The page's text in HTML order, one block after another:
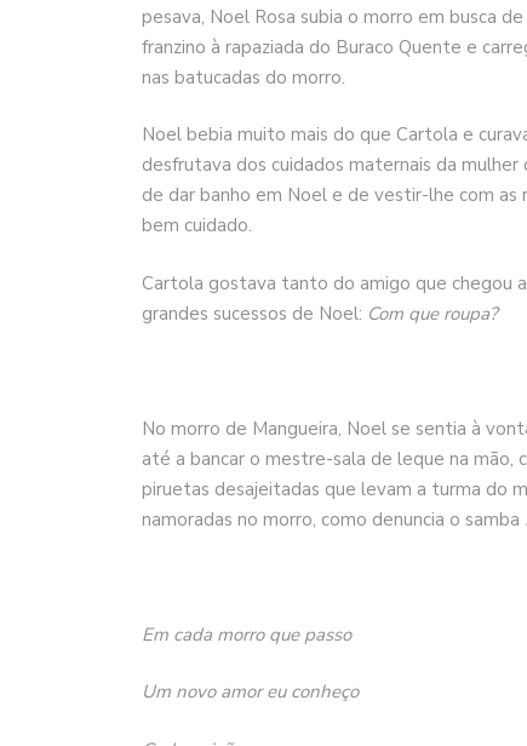
pesava, Noel Rosa subia o morro em busca
franzino à rapaziada do Buraco Quente e
nas batucadas do morro.
Noel bebia muito mais do que Cartola e
desfrutava dos cuidados maternais da
de dar banho em Noel e de vestir-lhe com
bem cuidado.
Cartola gostava tanto do amigo que chegou
grandes sucessos de Noel: Com que roupa?
No morro de Mangueira, Noel se sentia à
até a bancar o mestre-sala de leque na mão,
piruetas desajeitadas que levam a turma do
namoradas no morro, como denuncia o samba
Em cada morro que passo
Um novo amor eu conheço